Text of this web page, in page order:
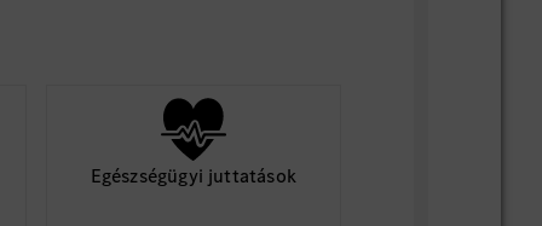
Egészségügyi juttatások